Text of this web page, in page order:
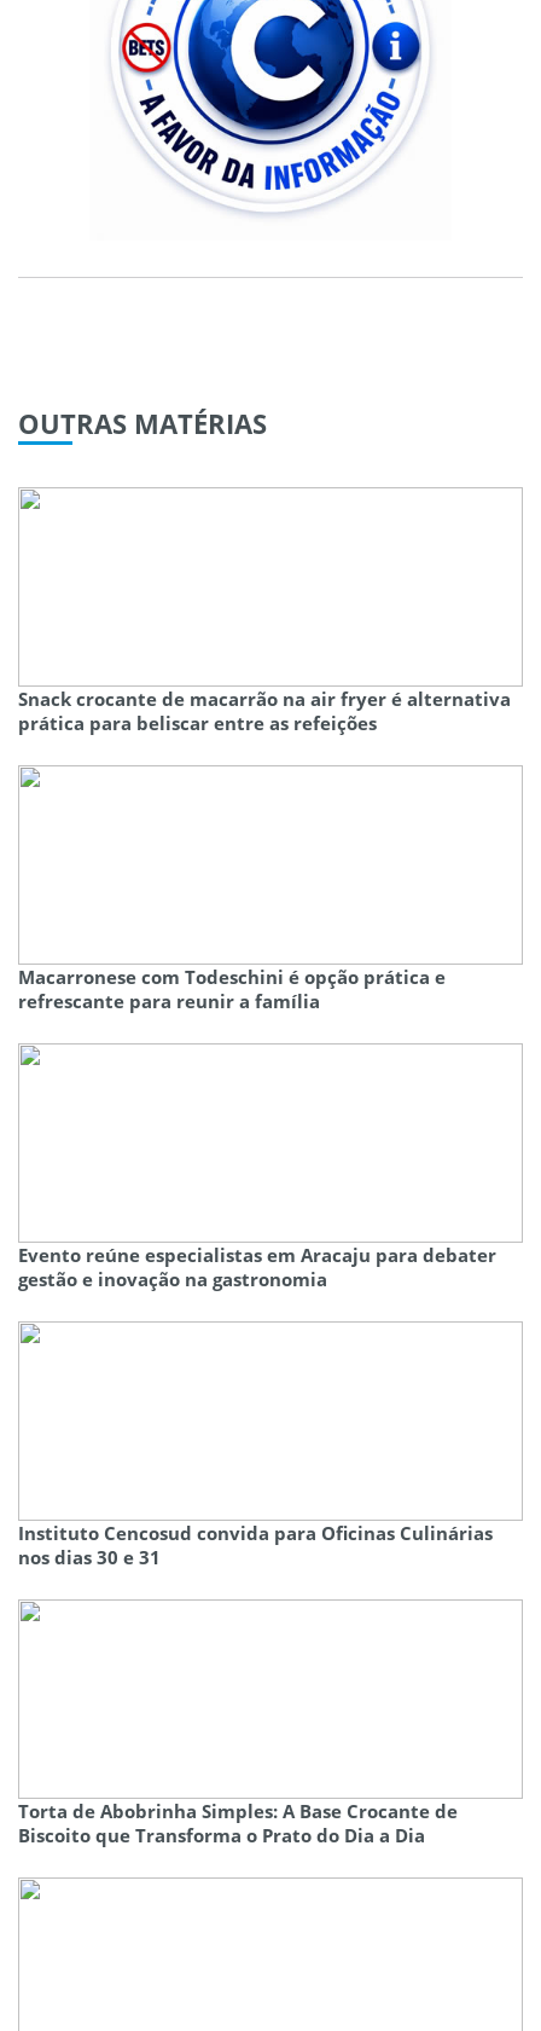
OUTRAS MATÉRIAS
Snack crocante de macarrão na air fryer é alternativa
prática para beliscar entre as refeições
Macarronese com Todeschini é opção prática e
refrescante para reunir a família
Evento reúne especialistas em Aracaju para debater
gestão e inovação na gastronomia
Instituto Cencosud convida para Oficinas Culinárias
nos dias 30 e 31
Torta de Abobrinha Simples: A Base Crocante de
Biscoito que Transforma o Prato do Dia a Dia